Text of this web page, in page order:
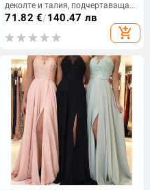
деколте и талия, подчертаваща
силуета, плажен принт,
полиестер, къс ръкав, летен сезон
2024
71.82 €/140.47 лв
add_shopping_cart